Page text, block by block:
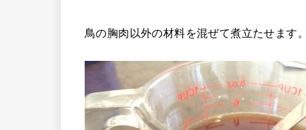
鳥の胸肉以外の材料を混ぜて煮立たせます